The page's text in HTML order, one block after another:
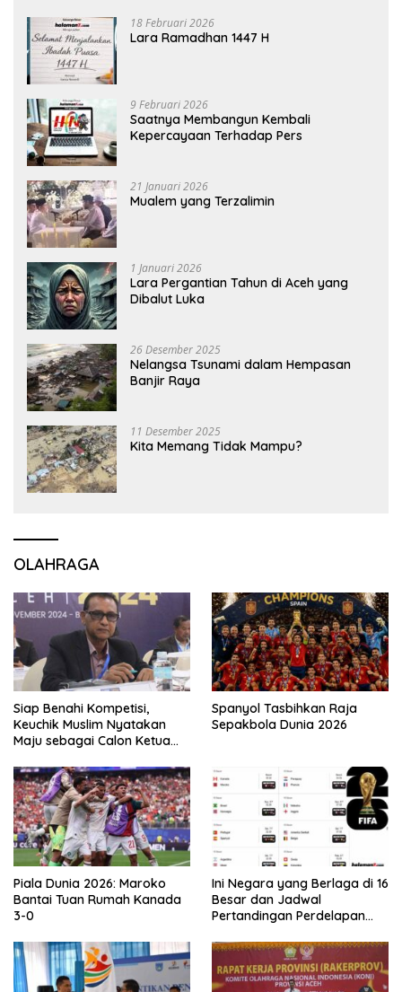
18 Februari 2026
Lara Ramadhan 1447 H
9 Februari 2026
Saatnya Membangun Kembali
Kepercayaan Terhadap Pers
21 Januari 2026
Mualem yang Terzalimin
1 Januari 2026
Lara Pergantian Tahun di Aceh yang
Dibalut Luka
26 Desember 2025
Nelangsa Tsunami dalam Hempasan
Banjir Raya
11 Desember 2025
Kita Memang Tidak Mampu?
OLAHRAGA
Siap Benahi Kompetisi,
Keuchik Muslim Nyatakan
Maju sebagai Calon Ketua
Spanyol Tasbihkan Raja
Sepakbola Dunia 2026
Piala Dunia 2026: Maroko
Bantai Tuan Rumah Kanada
3-0
Ini Negara yang Berlaga di 16
Besar dan Jadwal
Pertandingan Perdelapan